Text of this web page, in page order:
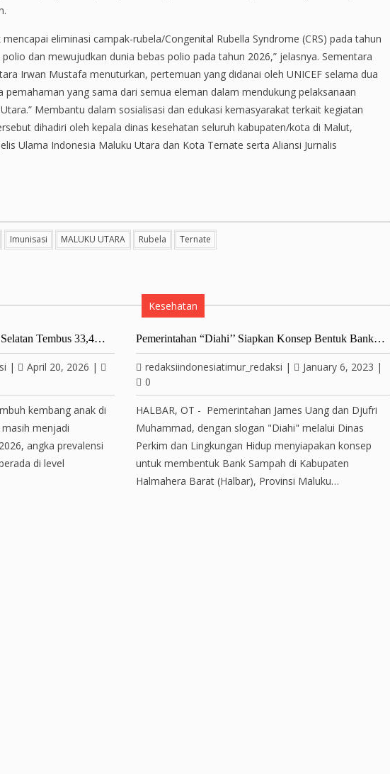
eliminasi campak-rubela/Congenital Rubella Syndrome (CRS) pada tahun
dan mewujudkan dunia bebas polio pada tahun 2026,” jelasnya. Sementara
Irwan Mustafa menuturkan, pertemuan yang didanai oleh UNICEF selama dua
yang sama dari semua eleman dalam mendukung pelaksanaan
Membantu dalam sosialisasi dan edukasi kemasyarakat terkait kegiatan
dihadiri oleh kepala dinas kesehatan seluruh kabupaten/kota di Malut,
Ulama Indonesia Maluku Utara dan Kota Ternate serta Aliansi Jurnalis
Imunisasi MALUKU UTARA Rubela Ternate
Tembus 33,4…
| April 20, 2026 |
kembang anak di
menjadi
angka prevalensi
di level
Kesehatan
Pemerintahan “Diahi’’ Siapkan Konsep Bentuk Bank…
redaksiindonesiatimur_redaksi | January 6, 2023 |
0
HALBAR, OT - Pemerintahan James Uang dan Djufri
Muhammad, dengan slogan "Diahi" melalui Dinas
Perkim dan Lingkungan Hidup menyiapakan konsep
untuk membentuk Bank Sampah di Kabupaten
Halmahera Barat (Halbar), Provinsi Maluku…